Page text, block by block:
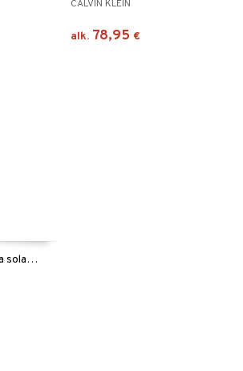
CALVIN KLEIN
alk. 78,95 €
Calvin Klein euphoria solar elixir Parfum Intense